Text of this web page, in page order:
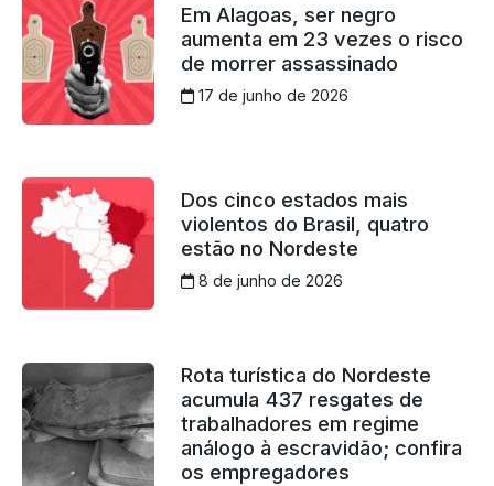
Em Alagoas, ser negro
aumenta em 23 vezes o risco
de morrer assassinado
17 de junho de 2026
Dos cinco estados mais
violentos do Brasil, quatro
estão no Nordeste
8 de junho de 2026
Rota turística do Nordeste
acumula 437 resgates de
trabalhadores em regime
análogo à escravidão; confira
os empregadores